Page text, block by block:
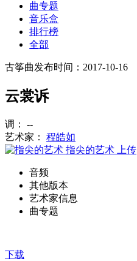
曲专题
音乐盒
排行榜
全部
古筝曲发布时间：2017-10-16
云裳诉
调： --
艺术家： 程皓如
指尖的艺术
上传
音频
其他版本
艺术家信息
曲专题
下载